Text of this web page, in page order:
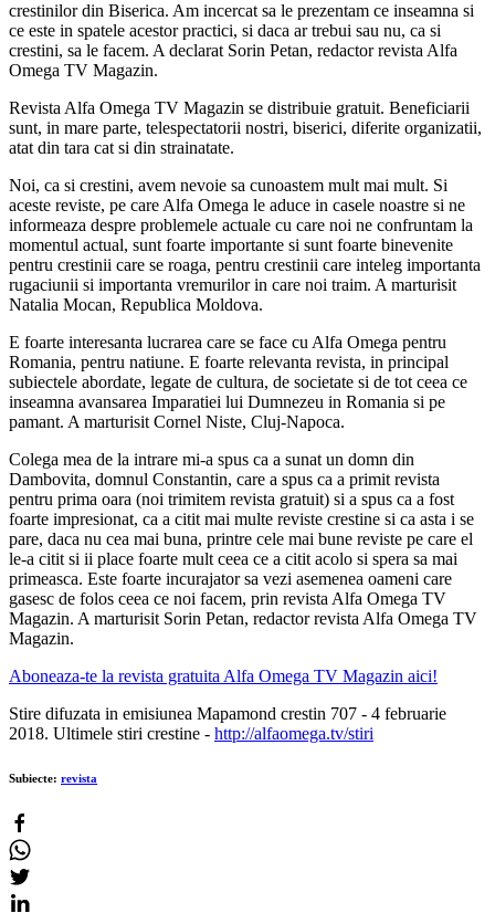
crestinilor din Biserica. Am incercat sa le prezentam ce inseamna si
ce este in spatele acestor practici, si daca ar trebui sau nu, ca si
crestini, sa le facem. A declarat Sorin Petan, redactor revista Alfa
Omega TV Magazin.
Revista Alfa Omega TV Magazin se distribuie gratuit. Beneficiarii
sunt, in mare parte, telespectatorii nostri, biserici, diferite organizatii,
atat din tara cat si din strainatate.
Noi, ca si crestini, avem nevoie sa cunoastem mult mai mult. Si
aceste reviste, pe care Alfa Omega le aduce in casele noastre si ne
informeaza despre problemele actuale cu care noi ne confruntam la
momentul actual, sunt foarte importante si sunt foarte binevenite
pentru crestinii care se roaga, pentru crestinii care inteleg importanta
rugaciunii si importanta vremurilor in care noi traim. A marturisit
Natalia Mocan, Republica Moldova.
E foarte interesanta lucrarea care se face cu Alfa Omega pentru
Romania, pentru natiune. E foarte relevanta revista, in principal
subiectele abordate, legate de cultura, de societate si de tot ceea ce
inseamna avansarea Imparatiei lui Dumnezeu in Romania si pe
pamant. A marturisit Cornel Niste, Cluj-Napoca.
Colega mea de la intrare mi-a spus ca a sunat un domn din
Dambovita, domnul Constantin, care a spus ca a primit revista
pentru prima oara (noi trimitem revista gratuit) si a spus ca a fost
foarte impresionat, ca a citit mai multe reviste crestine si ca asta i se
pare, daca nu cea mai buna, printre cele mai bune reviste pe care el
le-a citit si ii place foarte mult ceea ce a citit acolo si spera sa mai
primeasca. Este foarte incurajator sa vezi asemenea oameni care
gasesc de folos ceea ce noi facem, prin revista Alfa Omega TV
Magazin. A marturisit Sorin Petan, redactor revista Alfa Omega TV
Magazin.
Aboneaza-te la revista gratuita Alfa Omega TV Magazin aici!
Stire difuzata in emisiunea Mapamond crestin 707 - 4 februarie
2018. Ultimele stiri crestine - http://alfaomega.tv/stiri
Subiecte: revista